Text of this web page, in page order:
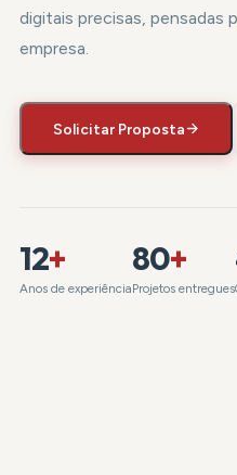
digitais precisas, pensadas
empresa.
Solicitar Proposta
12+
Anos de experiência
80+
Projetos entregues